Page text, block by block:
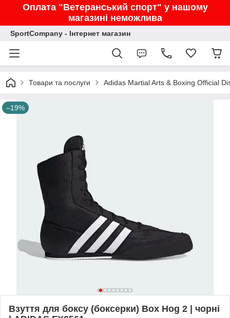
Оплата "Ветеранський спорт" у нашому
магазині неможлива
SportCompany - Інтернет магазин
Товари та послуги Adidas Martial Arts & Boxing Official
–19%
Взуття для боксу (боксерки) Box Hog 2 | чорні